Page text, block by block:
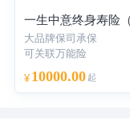
大品牌保司承保
可关联万能险
¥ 10000.00 起